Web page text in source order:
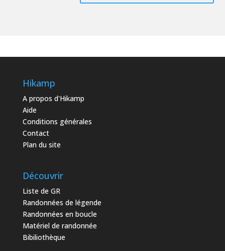
Hikamp
A propos d'Hikamp
Aide
Conditions générales
Contact
Plan du site
Découvrir
Liste de GR
Randonnées de légende
Randonnées en boucle
Matériel de randonnée
Bibiliothèque